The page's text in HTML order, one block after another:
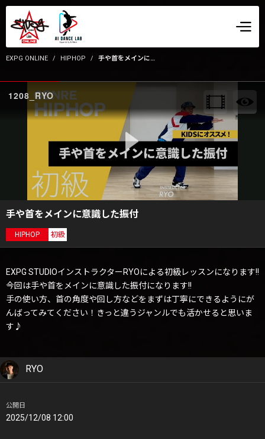
EXPG ONLINE HIPHOP 手や首をメインに意識した振付
1208_RYO
手や首をメインに意識した振付
HIPHOP 初級
EXPG STUDIOインストラクターRYOによる初級レッスンになります!!
今回は手や首をメインに意識した振付になります!!
手の使い方、首の角度や回し方などをまずは丁寧にできるようにが
んばってみてください！きっと違うジャンルでも活かせると思いま
す♪
RYO
公開日
2025/12/08 12:00